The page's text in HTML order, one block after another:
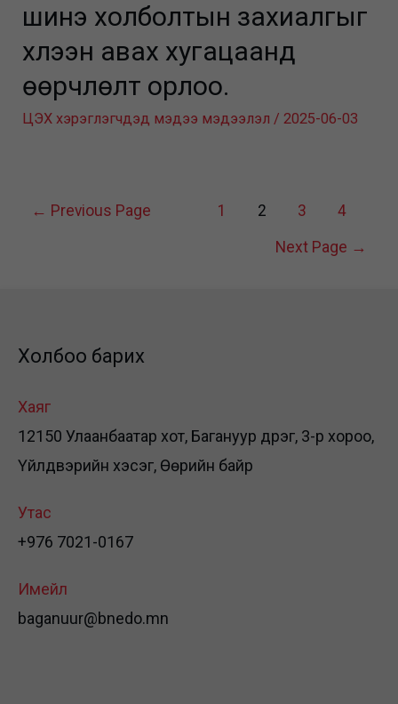
шинэ холболтын захиалгыг
хүлээн авах хугацаанд
өөрчлөлт орлоо.
ЦЭХ хэрэглэгчдэд мэдээ мэдээлэл /2025-06-03
← Previous Page 1 2 3 4
Next Page →
Холбоо барих
Хаяг
12150 Улаанбаатар хот, Багануур дүүрэг, 3-р хороо,
Үйлдвэрийн хэсэг, Өөрийн байр
Утас
+976 7021-0167
Имейл
baganuur@bnedo.mn